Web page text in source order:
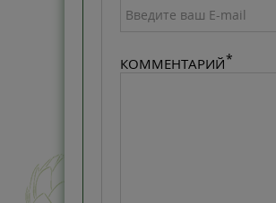
КОММЕНТАРИЙ